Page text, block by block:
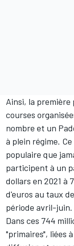
Ainsi, la première
courses
nombre et un
à plein régime.
populaire que
participent à un
dollars en 2021 à
d'euros au taux
période avril-juin.
Dans ces 744
"primaires", liées